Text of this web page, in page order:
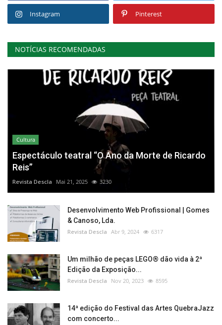
Instagram Pinterest
NOTÍCIAS RECOMENDADAS
Cultura
Espectáculo teatral “O Ano da Morte de Ricardo
Reis”
Revista Descla Mai 21, 2025 3230
Desenvolvimento Web Profissional | Gomes
& Canoso, Lda.
Revista Descla Abr 9, 2024 6317
Um milhão de peças LEGO® dão vida à 2ª
Edição da Exposição...
Revista Descla Nov 20, 2023 8595
14ª edição do Festival das Artes QuebraJazz
com concerto...